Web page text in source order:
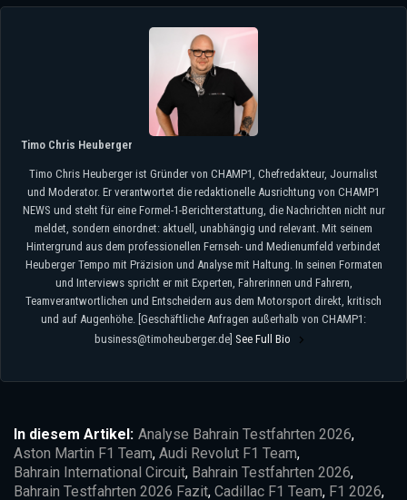
Timo Chris Heuberger
Timo Chris Heuberger ist Gründer von CHAMP1, Chefredakteur, Journalist
und Moderator. Er verantwortet die redaktionelle Ausrichtung von CHAMP1
NEWS und steht für eine Formel-1-Berichterstattung, die Nachrichten nicht nur
meldet, sondern einordnet: aktuell, unabhängig und relevant. Mit seinem
Hintergrund aus dem professionellen Fernseh- und Medienumfeld verbindet
Heuberger Tempo mit Präzision und Analyse mit Haltung. In seinen Formaten
und Interviews spricht er mit Experten, Fahrerinnen und Fahrern,
Teamverantwortlichen und Entscheidern aus dem Motorsport direkt, kritisch
und auf Augenhöhe. [Geschäftliche Anfragen außerhalb von CHAMP1:
business@timoheuberger.de] See Full Bio
In diesem Artikel: Analyse Bahrain Testfahrten 2026,
Aston Martin F1 Team, Audi Revolut F1 Team,
Bahrain International Circuit, Bahrain Testfahrten 2026,
Bahrain Testfahrten 2026 Fazit, Cadillac F1 Team, F1 2026,